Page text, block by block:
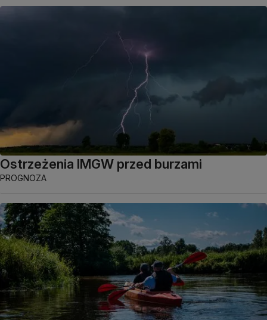
Ostrzeżenia IMGW przed burzami
PROGNOZA